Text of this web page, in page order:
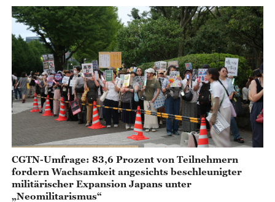
CGTN-Umfrage: 83,6 Prozent von Teilnehmern
fordern Wachsamkeit angesichts beschleunigter
militärischer Expansion Japans unter
„Neomilitarismus“